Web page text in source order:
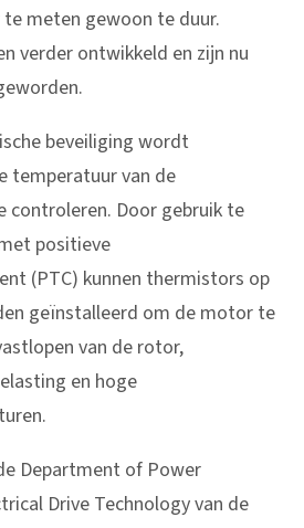
meten gewoon te duur.
verder ontwikkeld en zijn nu
beveiliging wordt
temperatuur van de
controleren. Door gebruik te
positieve
(PTC) kunnen thermistors op
geïnstalleerd om de motor te
van de rotor,
en hoge
Department of Power
Drive Technology van de